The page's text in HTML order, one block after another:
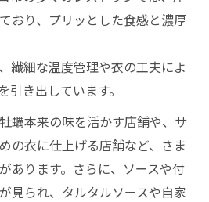
おり、プリッとした食感と濃厚
繊細な温度管理や衣の工夫によ
引き出しています。
蠣本来の味を活かす店舗や、サ
の衣に仕上げる店舗など、さま
あります。さらに、ソースや付
見られ、タルタルソースや自家